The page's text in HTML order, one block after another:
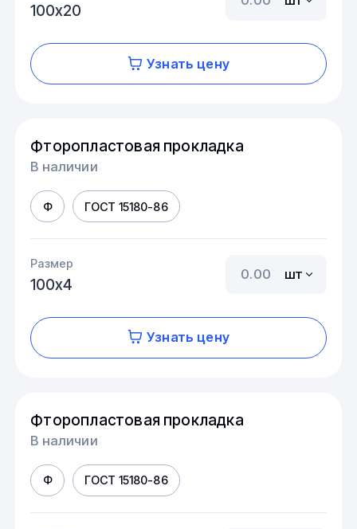
100х20
Узнать цену
Фторопластовая прокладка
В наличии
Ф ГОСТ 15180-86
Размер
100х4
шт
Узнать цену
Фторопластовая прокладка
В наличии
Ф ГОСТ 15180-86